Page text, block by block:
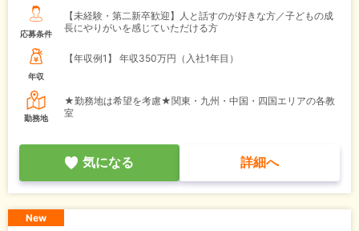
応募条件
【未経験・第二新卒歓迎】人と話すのが好きな方／子どもの成
長にやりがいを感じていただける方
年収
【年収例1】 年収350万円（入社1年目）
勤務地
★勤務地は希望を考慮★関東・九州・中国・四国エリアの各教
室
気になる 詳細へ
New